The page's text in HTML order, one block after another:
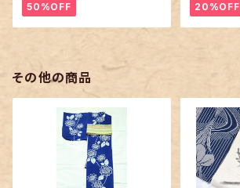
50%OFF 20%OFF
その他の商品